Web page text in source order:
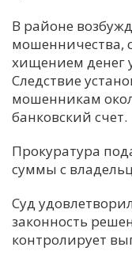
М
Н
В районе
мошенничества,
хищением денег
Следствие
мошенникам
банковский счет.
Прокуратура
суммы с
Суд
законность
контролирует